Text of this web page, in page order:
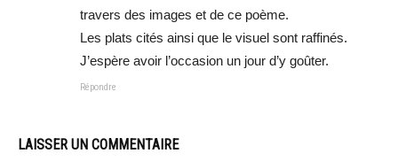
travers des images et de ce poème.
Les plats cités ainsi que le visuel sont raffinés.
J’espère avoir l’occasion un jour d’y goûter.
Répondre
LAISSER UN COMMENTAIRE